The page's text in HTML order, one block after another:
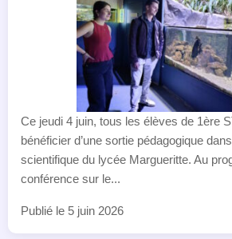
Ce jeudi 4 juin, tous les élèves de 1ère
bénéficier d’une sortie pédagogique
scientifique du lycée Margueritte. Au
conférence sur le...
Publié le 5 juin 2026